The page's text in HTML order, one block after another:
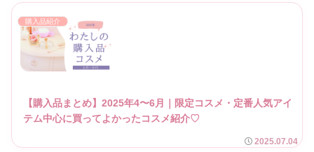
購入品紹介
【購入品まとめ】2025年4〜6月｜限定コスメ・定番人気アイ
テム中心に買ってよかったコスメ紹介♡
2025.07.04